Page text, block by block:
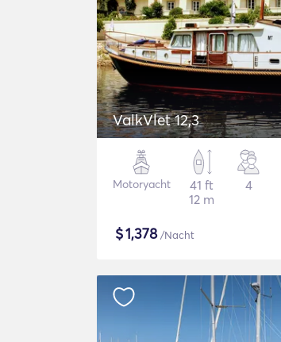
ValkVlet 12,3
Motoryacht
41 ft
12 m
4
$1,378/Nacht